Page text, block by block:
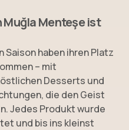
Muğla Menteşe ist
haben ihren Platz
– mit
Desserts und
die den Geist
Jedes Produkt wurde
und bis ins kleinst